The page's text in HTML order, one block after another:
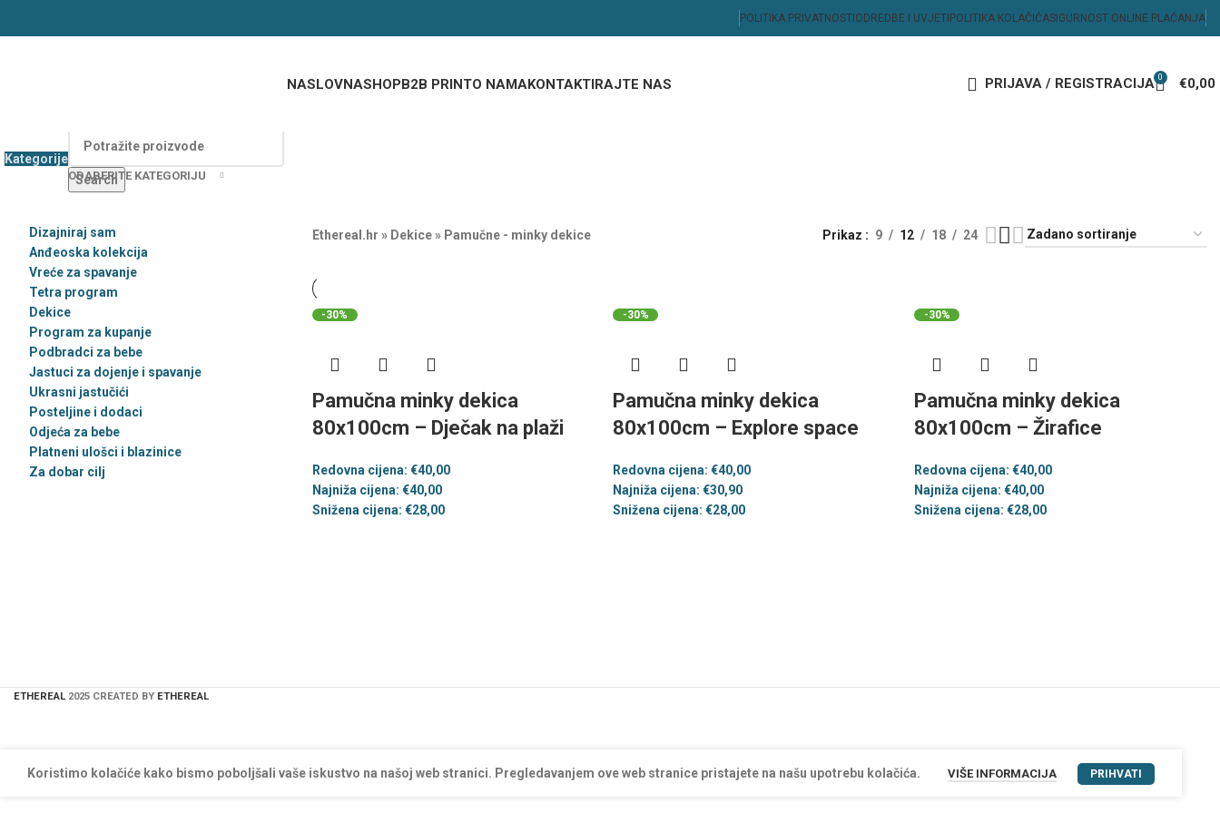
POLITIKA PRIVATNOSTI ODREDBE I UVJETI POLITIKA KOLAČIĆASIGURNOST ONLINE PLAĆANJA
NASLOVNASHOPB2B PRINTO NAMAKONTAKTIRAJTE NAS PRIJAVA / REGISTRACIJA 0 €0,00
Kategorije
ODABERITE KATEGORIJU
Search
Dizajniraj sam
Anđeoska kolekcija
Vreće za spavanje
Tetra program
Dekice
Program za kupanje
Podbradci za bebe
Jastuci za dojenje i spavanje
Ukrasni jastučići
Posteljine i dodaci
Odjeća za bebe
Platneni ulošci i blazinice
Za dobar cilj
Ethereal.hr » Dekice» Pamučne - minky dekice Prikaz 9 12 18 24
-30%
Pamučna minky dekica
80x100cm – Dječak na plaži
Redovna cijena: €40,00
Najniža cijena: €40,00
Snižena cijena: €28,00
-30%
Pamučna minky dekica
80x100cm – Explore space
Redovna cijena:€40,00
Najniža cijena:€30,90
Snižena cijena:€28,00
-30%
Pamučna minky dekica
80x100cm – Žirafice
Redovna cijena:€40,00
Najniža cijena:€40,00
Snižena cijena:€28,00
ETHEREAL 2025 CREATED BY ETHEREAL
Koristimo kolačiće kako bismo poboljšali vaše iskustvo na našoj web stranici. Pregledavanjem ove web stranice pristajete na našu upotrebu kolačića. VIŠE INFORMACIJA PRIHVATI